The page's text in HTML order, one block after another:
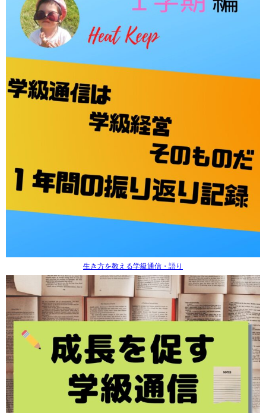
生き方を教える学級通信・語り